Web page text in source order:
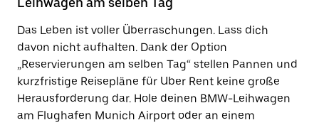
zu
Das Leben ist voller Überraschungen. Lass dich
davon nicht aufhalten. Dank der Option
„Reservierungen am selben Tag“ stellen Pannen und
kurzfristige Reisepläne für Uber Rent keine große
Herausforderung dar. Hole deinen BMW-Leihwagen
am Flughafen Munich Airport oder an einem